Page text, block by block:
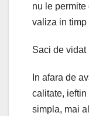
nu le
valiza in timp
Saci de vidat
In afara de
calitate,
simpla, mai